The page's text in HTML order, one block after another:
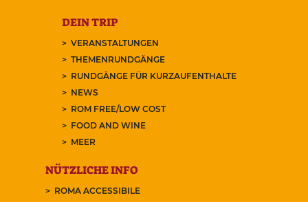
DEIN TRIP
VERANSTALTUNGEN
THEMENRUNDGÄNGE
RUNDGÄNGE FÜR KURZAUFENTHALTE
NEWS
ROM FREE/LOW COST
FOOD AND WINE
MEER
NÜTZLICHE INFO
ROMA ACCESSIBILE